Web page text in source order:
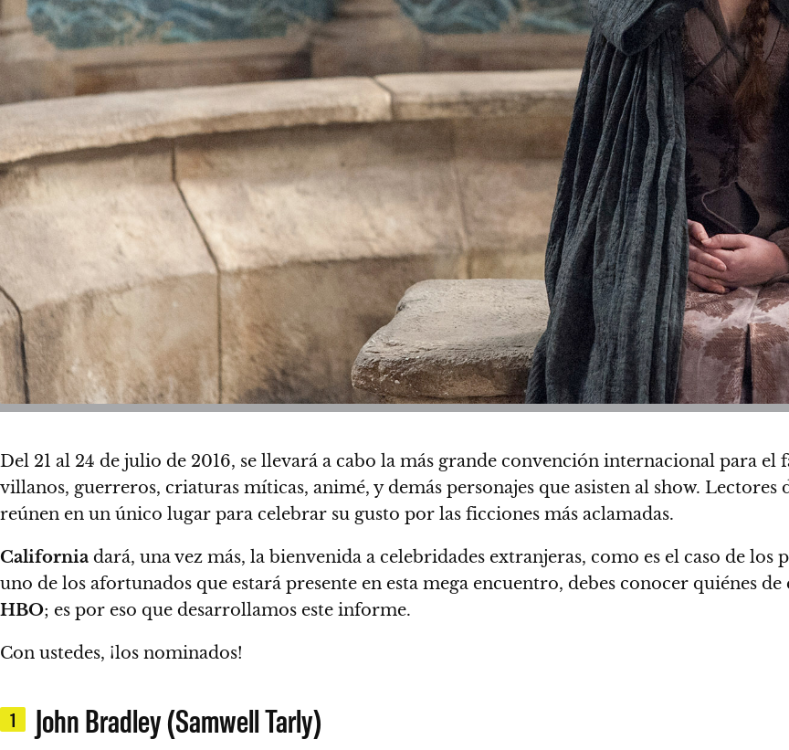
Del 21 al 24 de julio de 2016, se llevará a cabo la más grande convención internacional para el
villanos, guerreros, criaturas míticas, animé, y demás personajes que asisten al show. Lectores
reúnen en un único lugar para celebrar su gusto por las ficciones más aclamadas.
California dará, una vez más, la bienvenida a celebridades extranjeras, como es el caso de los
uno de los afortunados que estará presente en esta mega encuentro, debes conocer quiénes
HBO; es por eso que desarrollamos este informe.
Con ustedes, ¡los nominados!
1 John Bradley (Samwell Tarly)